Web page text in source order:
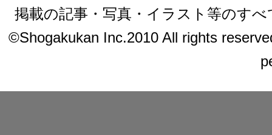
掲載の記事・写真・イラスト等のす
©Shogakukan Inc.2010 All rights